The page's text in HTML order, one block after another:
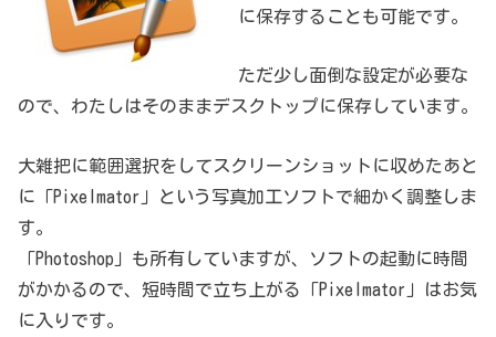
に保存することも可能です。
ただ少し面倒な設定が必要な
ので、わたしはそのままデスクトップに保存しています。
大雑把に範囲選択をしてスクリーンショットに収めたあと
に「Pixelmator」という写真加工ソフトで細かく調整しま
す。
「Photoshop」も所有していますが、ソフトの起動に時間
がかかるので、短時間で立ち上がる「Pixelmator」はお気
に入りです。